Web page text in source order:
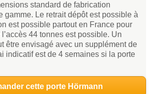
standard de fabrication
gamme. Le retrait dépôt est possible à
est possible partout en France pour
44 tonnes est possible. Un
être envisagé avec un supplément de
indicatif est de 4 semaines si la porte
cette porte Hörmann